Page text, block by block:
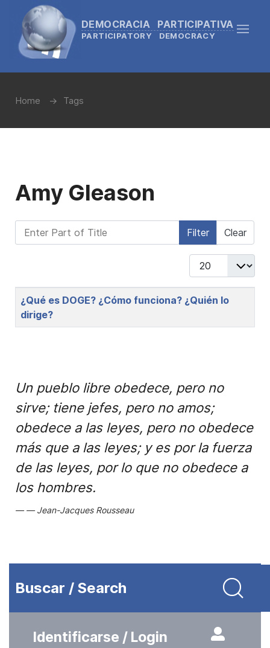
DEMOCRACIA PARTICIPATIVA
PARTICIPATORY DEMOCRACY
Home Tags
Amy Gleason
Enter Part of Title Filter Clear
Display #
Title
¿Qué es DOGE? ¿Cómo funciona? ¿Quién lo
dirige?
Un pueblo libre obedece, pero no
sirve; tiene jefes, pero no amos;
obedece a las leyes, pero no obedece
más que a las leyes; y es por la fuerza
de las leyes, por lo que no obedece a
los hombres.
Jean-Jacques Rousseau
Buscar / Search
Identificarse / Login